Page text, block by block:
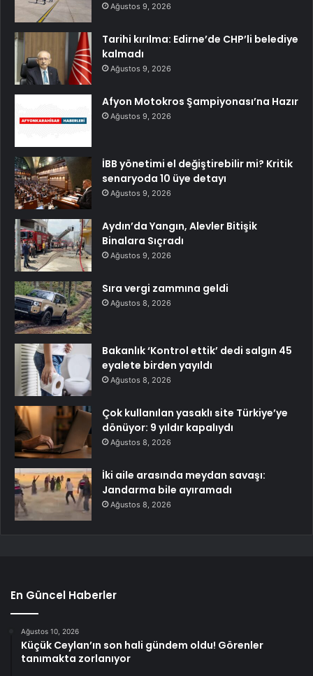
Ağustos 9, 2026
Tarihi kırılma: Edirne’de CHP’li belediye
kalmadı
Ağustos 9, 2026
Afyon Motokros Şampiyonası’na Hazır
Ağustos 9, 2026
İBB yönetimi el değiştirebilir mi? Kritik
senaryoda 10 üye detayı
Ağustos 9, 2026
Aydın’da Yangın, Alevler Bitişik
Binalara Sıçradı
Ağustos 9, 2026
Sıra vergi zammına geldi
Ağustos 8, 2026
Bakanlık ‘Kontrol ettik’ dedi salgın 45
eyalete birden yayıldı
Ağustos 8, 2026
Çok kullanılan yasaklı site Türkiye’ye
dönüyor: 9 yıldır kapalıydı
Ağustos 8, 2026
İki aile arasında meydan savaşı:
Jandarma bile ayıramadı
Ağustos 8, 2026
En Güncel Haberler
Ağustos 10, 2026
Küçük Ceylan’ın son hali gündem oldu! Görenler
tanımakta zorlanıyor